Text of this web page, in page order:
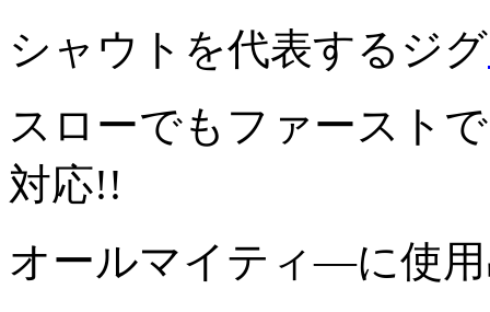
シャウトを代表するジグ
スローでもファースト
対応!!
オールマイティ―に使